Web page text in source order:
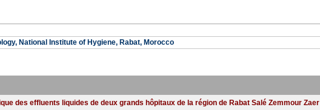
National Institute of Hygiene, Rabat, Morocco
des effluents liquides de deux grands hôpitaux de la région de Rabat Salé Zemmour Zaer